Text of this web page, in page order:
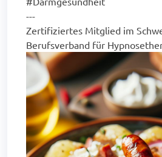
---
Zertifiziertes Mitglied im
Berufsverband für